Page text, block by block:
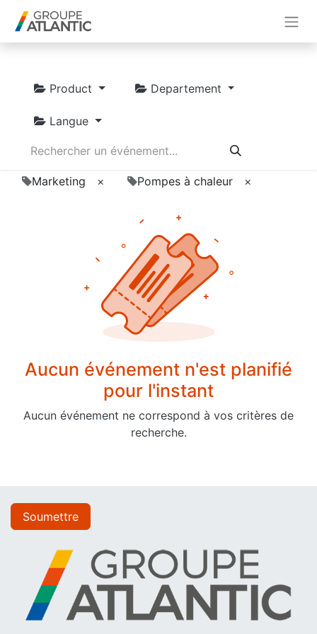
Product Departement
Langue
Marketing × Pompes à chaleur ×
Aucun événement n'est planifié
pour l'instant
Aucun événement ne correspond à vos critères de
recherche.
Soumettre